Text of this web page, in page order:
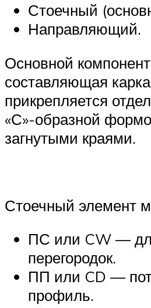
Стоечный
Направляющий.
Основной
составляющая
прикрепляется
«С»-образной
загнутыми краями.
Стоечный элемент
ПС или CW —
перегородок.
ПП или CD —
профиль.